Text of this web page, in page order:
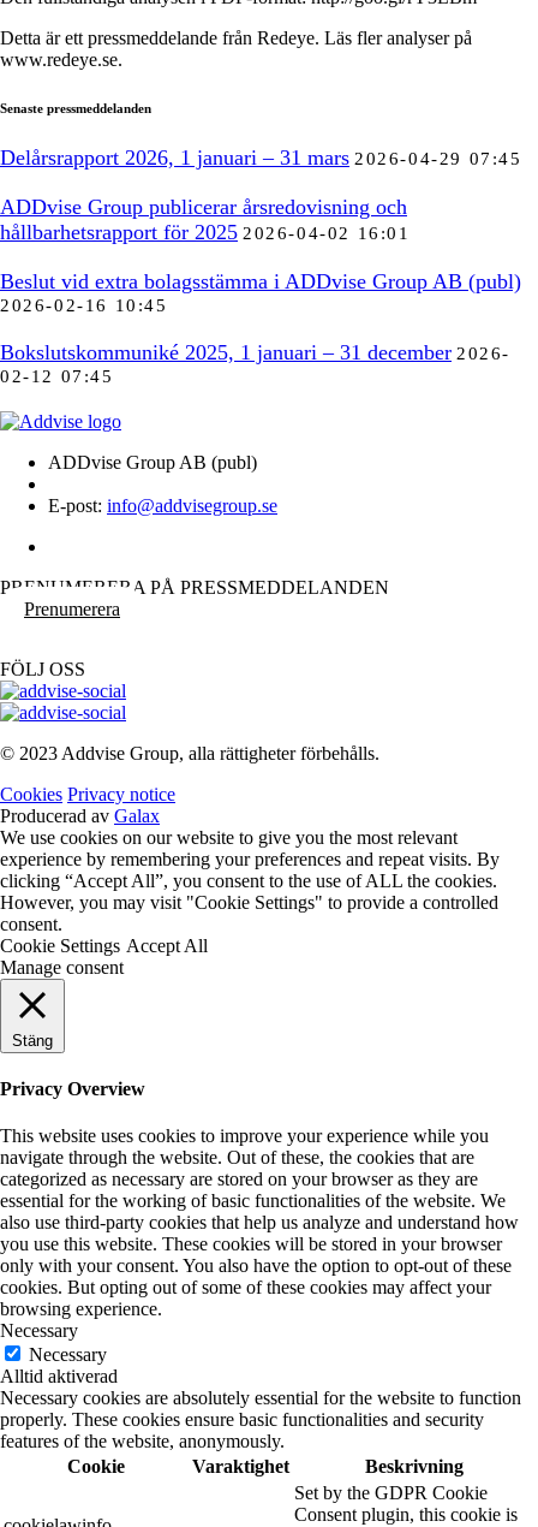
Detta är ett pressmeddelande från Redeye. Läs fler analyser på
www.redeye.se.
Senaste pressmeddelanden
Delårsrapport 2026, 1 januari – 31 mars 2026-04-29 07:45
ADDvise Group publicerar årsredovisning och
hållbarhetsrapport för 2025 2026-04-02 16:01
Beslut vid extra bolagsstämma i ADDvise Group AB (publ)
2026-02-16 10:45
Bokslutskommuniké 2025, 1 januari – 31 december 2026-
02-12 07:45
ADDvise Group AB (publ)
E-post: info@addvisegroup.se
PRENUMERERA PÅ PRESSMEDDELANDEN
Prenumerera
FÖLJ OSS
© 2023 Addvise Group, alla rättigheter förbehålls.
Cookies Privacy notice
Producerad av Galax
We use cookies on our website to give you the most relevant
experience by remembering your preferences and repeat visits. By
clicking “Accept All”, you consent to the use of ALL the cookies.
However, you may visit "Cookie Settings" to provide a controlled
consent.
Cookie Settings Accept All
Manage consent
Stäng
Privacy Overview
This website uses cookies to improve your experience while you
navigate through the website. Out of these, the cookies that are
categorized as necessary are stored on your browser as they are
essential for the working of basic functionalities of the website. We
also use third-party cookies that help us analyze and understand how
you use this website. These cookies will be stored in your browser
only with your consent. You also have the option to opt-out of these
cookies. But opting out of some of these cookies may affect your
browsing experience.
Necessary
Necessary
Alltid aktiverad
Necessary cookies are absolutely essential for the website to function
properly. These cookies ensure basic functionalities and security
features of the website, anonymously.
Cookie
Varaktighet Beskrivning
Set by the GDPR Cookie
Consent plugin, this cookie is